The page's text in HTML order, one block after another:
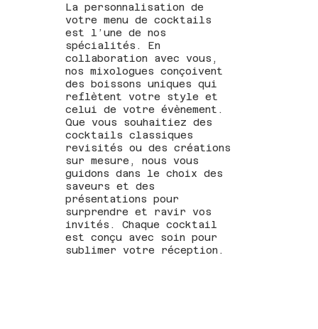
La personnalisation de
votre menu de cocktails
est l’une de nos
spécialités. En
collaboration avec vous,
nos mixologues conçoivent
des boissons uniques qui
reflètent votre style et
celui de votre évènement.
Que vous souhaitiez des
cocktails classiques
revisités ou des créations
sur mesure, nous vous
guidons dans le choix des
saveurs et des
présentations pour
surprendre et ravir vos
invités. Chaque cocktail
est conçu avec soin pour
sublimer votre réception.